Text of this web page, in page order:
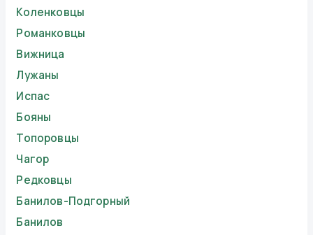
Коленковцы
Романковцы
Вижница
Лужаны
Испас
Бояны
Топоровцы
Чагор
Редковцы
Банилов-Подгорный
Банилов